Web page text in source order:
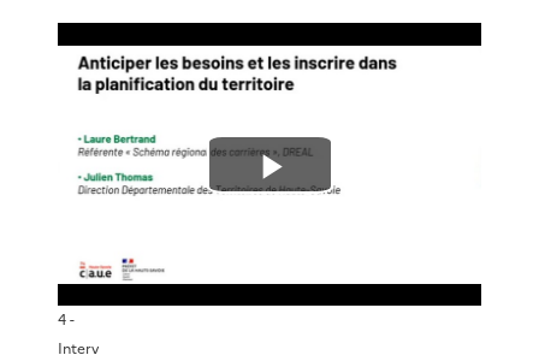
l
a
v
d
L
r
4 -
Interv